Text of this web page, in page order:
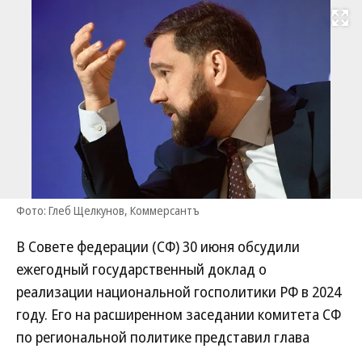
Развернуть
Фото: Глеб Щелкунов, Коммерсантъ
В Совете федерации (СФ) 30 июня обсудили
ежегодный государственный доклад о
реализации национальной госполитики РФ в 2024
году. Его на расширенном заседании комитета СФ
по региональной политике представил глава